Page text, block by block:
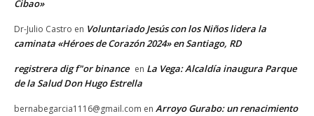
Cibao»
Dr-Julio Castro en Voluntariado Jesús con los Niños lidera la
caminata «Héroes de Corazón 2024» en Santiago, RD
registrera dig f"or binance en La Vega: Alcaldía inaugura Parque
de la Salud Don Hugo Estrella
bernabegarcia1116@gmail.com en Arroyo Gurabo: un renacimiento